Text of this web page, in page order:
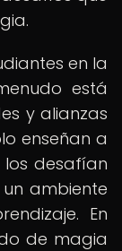
en la
está
y alianzas
enseñan a
los desafían
ambiente
En
de magia